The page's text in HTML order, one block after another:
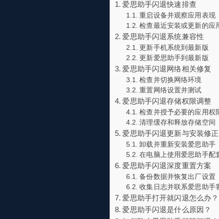
爱思助手闪退快速排查
重启设备并观察应用表现
检查最近安装或更新的应
爱思助手闪退系统兼容性
更新手机系统到最新版
更新爱思助手到最新版
爱思助手闪退网络相关修复
检查并切换网络环境
重置网络设置并测试
爱思助手闪退存储权限调整
检查并授予必要的应用权
清理缓存和释放存储空间
爱思助手闪退更新与安装修正
卸载并重新安装爱思助手
在电脑上使用爱思助手配
爱思助手闪退深度重置方案
备份数据并恢复出厂设置
收集日志并联系爱思助手
爱思助手打开就闪退怎么办？
爱思助手闪退是什么原因？